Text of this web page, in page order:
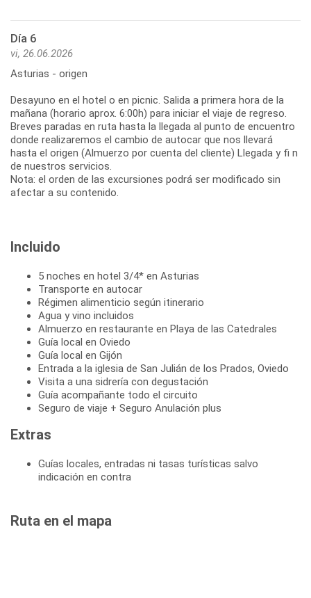
Día 6
vi, 26.06.2026
Asturias - origen
Desayuno en el hotel o en picnic. Salida a primera hora de la
mañana (horario aprox. 6:00h) para iniciar el viaje de regreso.
Breves paradas en ruta hasta la llegada al punto de encuentro
donde realizaremos el cambio de autocar que nos llevará
hasta el origen (Almuerzo por cuenta del cliente) Llegada y fi n
de nuestros servicios.
Nota: el orden de las excursiones podrá ser modificado sin
afectar a su contenido.
Incluido
5 noches en hotel 3/4* en Asturias
Transporte en autocar
Régimen alimenticio según itinerario
Agua y vino incluidos
Almuerzo en restaurante en Playa de las Catedrales
Guía local en Oviedo
Guía local en Gijón
Entrada a la iglesia de San Julián de los Prados, Oviedo
Visita a una sidrería con degustación
Guía acompañante todo el circuito
Seguro de viaje + Seguro Anulación plus
Extras
Guías locales, entradas ni tasas turísticas salvo
indicación en contra
Ruta en el mapa